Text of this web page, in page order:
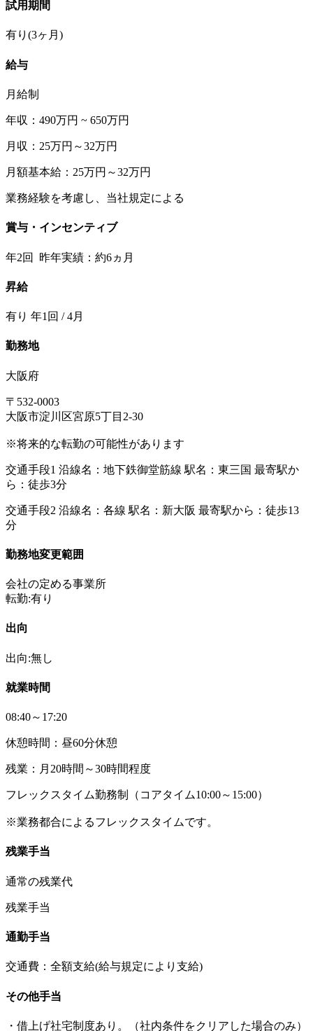
試用期間
有り(3ヶ月)
給与
月給制
年収：490万円 ~ 650万円
月収：25万円～32万円
月額基本給：25万円～32万円
業務経験を考慮し、当社規定による
賞与・インセンティブ
年2回 昨年実績：約6ヵ月
昇給
有り 年1回 / 4月
勤務地
大阪府
〒532-0003
大阪市淀川区宮原5丁目2-30
※将来的な転勤の可能性があります
交通手段1 沿線名：地下鉄御堂筋線 駅名：東三国 最寄駅か
ら：徒歩3分
交通手段2 沿線名：各線 駅名：新大阪 最寄駅から：徒歩13
分
勤務地変更範囲
会社の定める事業所
転勤:有り
出向
出向:無し
就業時間
08:40～17:20
休憩時間：昼60分休憩
残業：月20時間～30時間程度
フレックスタイム勤務制（コアタイム10:00～15:00）
※業務都合によるフレックスタイムです。
残業手当
通常の残業代
残業手当
通勤手当
交通費：全額支給(給与規定により支給)
その他手当
・借上げ社宅制度あり。（社内条件をクリアした場合のみ）